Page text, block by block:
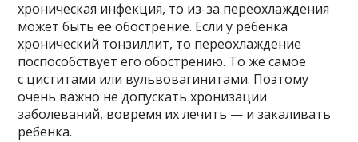
хроническая инфекция, то из-за переохлаждения
может быть ее обострение. Если у ребенка
хронический тонзиллит, то переохлаждение
поспособствует его обострению. То же самое
с циститами или вульвовагинитами. Поэтому
очень важно не допускать хронизации
заболеваний, вовремя их лечить — и закаливать
ребенка.